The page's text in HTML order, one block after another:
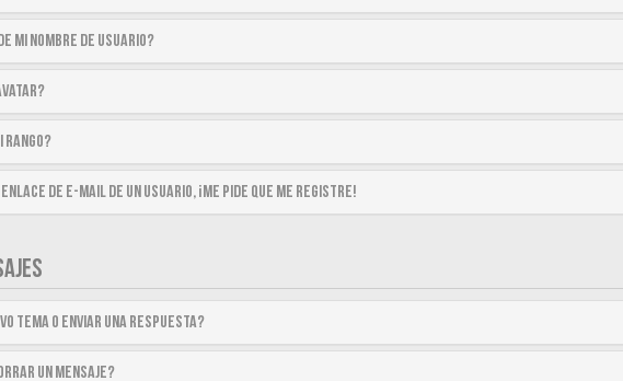
mi nombre de usuario?
rango?
de e-mail de un usuario, ¡me pide que me registre!
tema o enviar una respuesta?
un mensaje?